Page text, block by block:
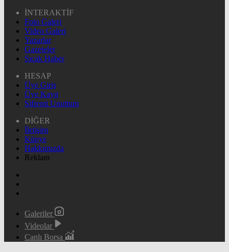
İNTERAKTİF
Foto Galeri
Video Galeri
Yazarlar
Gazeteler
Sıcak Haber
HESAP
Üye Giriş
Üye Kayıt
Şifremi Unuttum
DİĞER
İletişim
Künye
Hakkımızda
Reklam
Galeriler
Videolar
Canlı Borsa